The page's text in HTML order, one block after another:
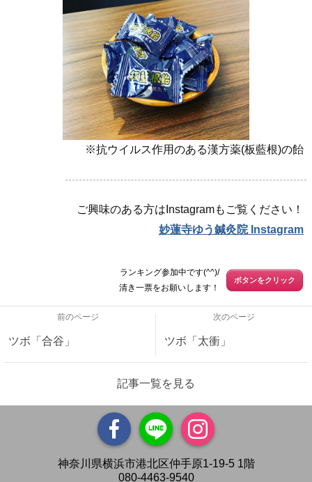
※抗ウイルス作用のある漢方薬(板藍根)の飴
ご興味のある方はInstagramもご覧ください！
妙蓮寺ゆう鍼灸院 Instagram
ランキング参加中です(^^)/
清き一票をお願いします！
ボタンをクリック
前のページ
ツボ「合谷」
次のページ
ツボ「太衝」
記事一覧を見る
神奈川県横浜市港北区仲手原1-19-5 1階
080-4463-9540